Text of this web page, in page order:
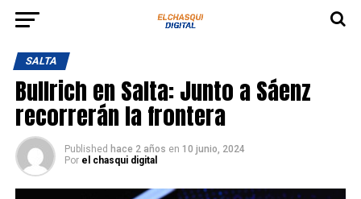
SALTA
Bullrich en Salta: Junto a Sáenz
recorrerán la frontera
Published hace 2 años en 10 junio, 2024
Por el chasqui digital